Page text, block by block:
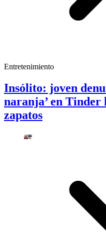
Entretenimiento
Insólito: joven
naranja’ en Tinder
zapatos